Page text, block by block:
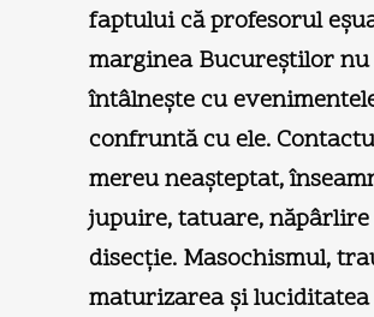
faptului că profesorul
marginea Bucureştilor nu
întâlneşte cu
confruntă cu ele.
mereu neaşteptat,
jupuire, tatuare,
disecţie. Masochismul,
maturizarea şi